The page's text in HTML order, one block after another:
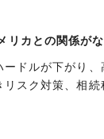
カとの関係が
ドルが下がり、
スク対策、相続